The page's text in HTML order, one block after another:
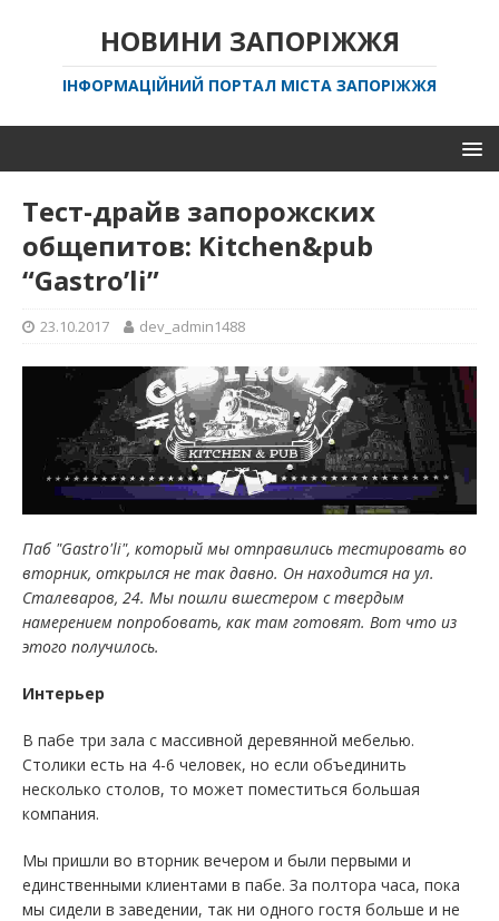
НОВИНИ ЗАПОРІЖЖЯ
ІНФОРМАЦІЙНИЙ ПОРТАЛ МІСТА ЗАПОРІЖЖЯ
Тест-драйв запорожских
общепитов: Kitchen&pub
“Gastro’li”
23.10.2017 dev_admin1488
Паб "Gastro'li", который мы отправились тестировать во
вторник, открылся не так давно. Он находится на ул.
Сталеваров, 24. Мы пошли вшестером с твердым
намерением попробовать, как там готовят. Вот что из
этого получилось.
Интерьер
В пабе три зала с массивной деревянной мебелью.
Столики есть на 4-6 человек, но если объединить
несколько столов, то может поместиться большая
компания.
Мы пришли во вторник вечером и были первыми и
единственными клиентами в пабе. За полтора часа, пока
мы сидели в заведении, так ни одного гостя больше и не